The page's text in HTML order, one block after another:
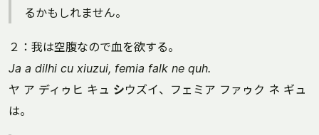
るかもしれません。
２：我は空腹なので血を欲する。
Ja a dilhi cu xiuzui, femia falk ne quh.
ヤ ア ディゥヒ キュ シウズイ、フェミア ファゥク ネ ギュ
は。